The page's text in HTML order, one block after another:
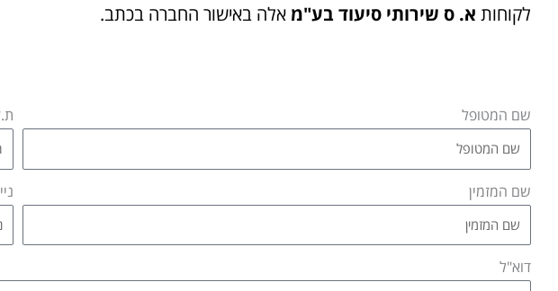
לקוחות א. ס שירותי סיעוד בע"מ אלה באישור החברה בכתב.
שם המטופל
שם המזמין
דוא"ל